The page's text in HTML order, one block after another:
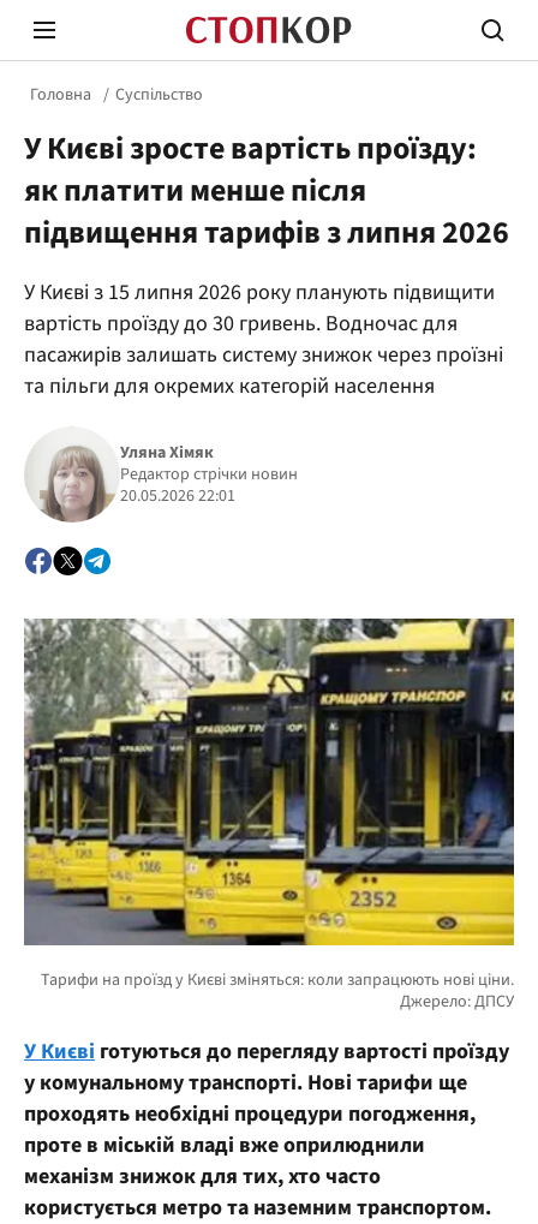
Політика
Головна Суспільство
У Києві зросте вартість проїзду:
як платити менше після
підвищення тарифів з липня 2026
У Києві з 15 липня 2026 року планують підвищити
вартість проїзду до 30 гривень. Водночас для
пасажирів залишать систему знижок через проїзні
та пільги для окремих категорій населення
Уляна Хімяк
Редактор стрічки новин
20.05.2026 22:01
У Києві готуються до перегляду вартості проїзду
у комунальному транспорті. Нові тарифи ще
проходять необхідні процедури погодження,
проте в міській владі вже оприлюднили
механізм знижок для тих, хто часто
користується метро та наземним транспортом.